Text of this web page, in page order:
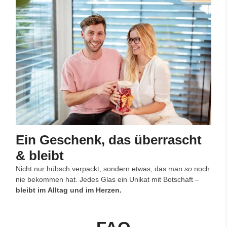
Ein Geschenk, das überrascht
& bleibt
Nicht nur hübsch verpackt, sondern etwas, das man so noch
nie bekommen hat. Jedes Glas ein Unikat mit Botschaft –
bleibt im Alltag und im Herzen.